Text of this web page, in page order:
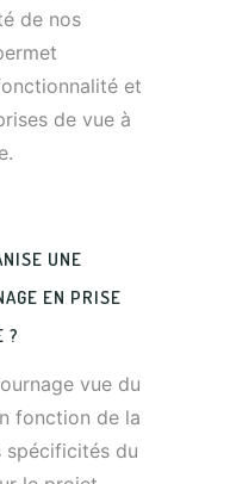
de nos
et
de vue à
UNE
EN PRISE
?
vue du
fonction de la
spécificités du